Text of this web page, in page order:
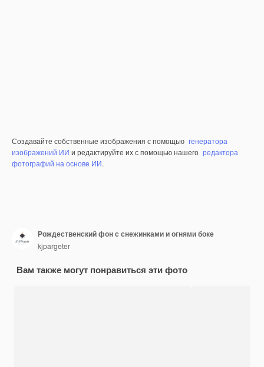
Создавайте собственные изображения с помощью генератора
изображений ИИ и редактируйте их с помощью нашего редактора
фотографий на основе ИИ.
Рождественский фон с снежинками и огнями боке
kjpargeter
Вам также могут понравиться эти фото